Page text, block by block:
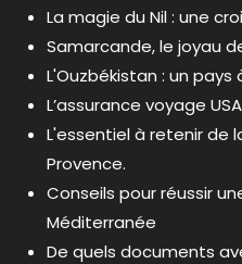
La magie du Nil : une
Samarcande, le joyau
L'Ouzbékistan : un
L’assurance voyage
L'essentiel à retenir de
Provence.
Conseils pour réussir
Méditerranée
De quels documents